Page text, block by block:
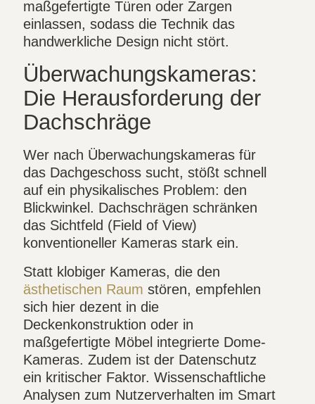
maßgefertigte Türen oder Zargen
einlassen, sodass die Technik das
handwerkliche Design nicht stört.
Überwachungskameras:
Die Herausforderung der
Dachschräge
Wer nach Überwachungskameras für
das Dachgeschoss sucht, stößt schnell
auf ein physikalisches Problem: den
Blickwinkel. Dachschrägen schränken
das Sichtfeld (Field of View)
konventioneller Kameras stark ein.
Statt klobiger Kameras, die den
ästhetischen Raum stören, empfehlen
sich hier dezent in die
Deckenkonstruktion oder in
maßgefertigte Möbel integrierte Dome-
Kameras. Zudem ist der Datenschutz
ein kritischer Faktor. Wissenschaftliche
Analysen zum Nutzerverhalten im Smart